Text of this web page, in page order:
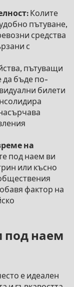
Колите
пътуване,
средства
с
пътуващи
да бъде по-
билети
на
под наем ви
или късно
фактор на
под наем
е идеален